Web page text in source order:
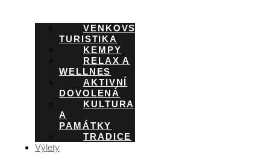
VENKOVSKÁ
TURISTIKA
KEMPY
RELAX A
WELLNES
AKTIVNÍ
DOVOLENÁ
KULTURA
A
PAMÁTKY
TRADICE
Výlety